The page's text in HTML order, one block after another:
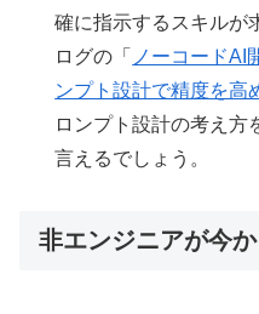
確に指示するスキルが
ログの「 ノーコードAI
ンプト設計で精度を高
ロンプト設計の考え方
言えるでしょう。
非エンジニアが今